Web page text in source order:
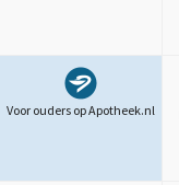
Voor ouders op Apotheek.nl